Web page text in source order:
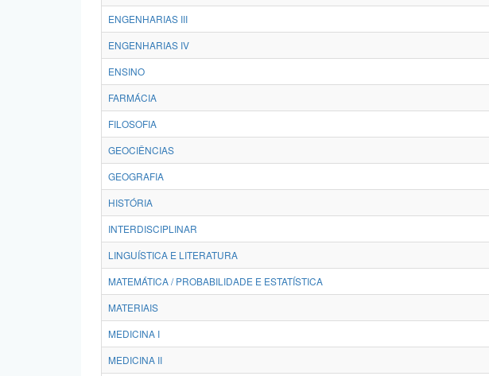
ENGENHARIAS III
ENGENHARIAS IV
ENSINO
FARMÁCIA
FILOSOFIA
GEOCIÊNCIAS
GEOGRAFIA
HISTÓRIA
INTERDISCIPLINAR
LINGUÍSTICA E LITERATURA
MATEMÁTICA / PROBABILIDADE E ESTATÍSTICA
MATERIAIS
MEDICINA I
MEDICINA II